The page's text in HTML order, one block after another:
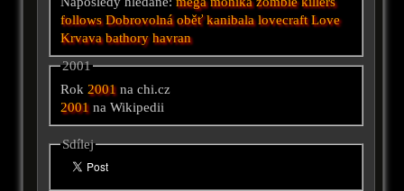
follows Dobrovolná oběť kanibala lovecraft Love
Krvava bathory havran
2001
Rok 2001 na chi.cz
2001 na Wikipedii
Sdílej